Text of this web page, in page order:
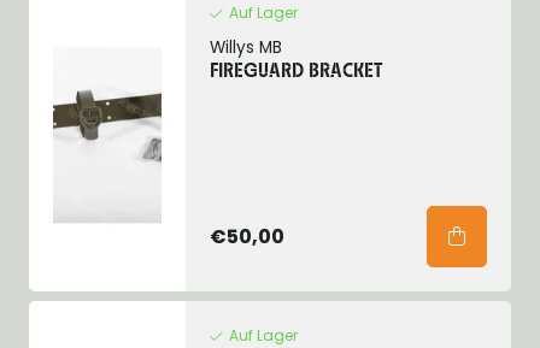
Auf Lager
Willys MB
FIREGUARD BRACKET
€50,00
Auf Lager